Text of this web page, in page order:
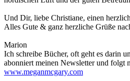
Und Dir, liebe Christiane, einen
Alles Gute & ganz herzliche Grüße
Marion
Ich schreibe Bücher, oft geht es darin
abonniert meinen Newsletter und folgt
www.meganmcgary.com